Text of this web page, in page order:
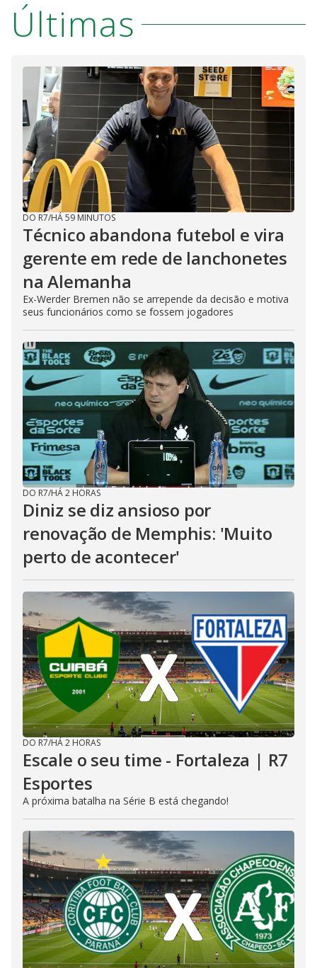
Últimas
DO R7/HÁ 59 MINUTOS
Técnico abandona futebol e vira
gerente em rede de lanchonetes
na Alemanha
Ex-Werder Bremen não se arrepende da decisão e motiva
seus funcionários como se fossem jogadores
DO R7/HÁ 2 HORAS
Diniz se diz ansioso por
renovação de Memphis: 'Muito
perto de acontecer'
DO R7/HÁ 2 HORAS
Escale o seu time - Fortaleza | R7
Esportes
A próxima batalha na Série B está chegando!